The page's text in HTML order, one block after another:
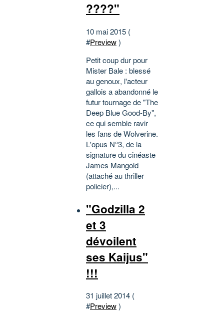
????"
10 mai 2015 (
#Preview)
Petit coup dur pour
Mister Bale : blessé
au genoux, l'acteur
gallois a abandonné le
futur tournage de "The
Deep Blue Good-By",
ce qui semble ravir
les fans de Wolverine.
L'opus N°3, de la
signature du cinéaste
James Mangold
(attaché au thriller
policier),...
"Godzilla 2
et 3
dévoilent
ses Kaijus"
!!!
31 juillet 2014 (
#Preview)